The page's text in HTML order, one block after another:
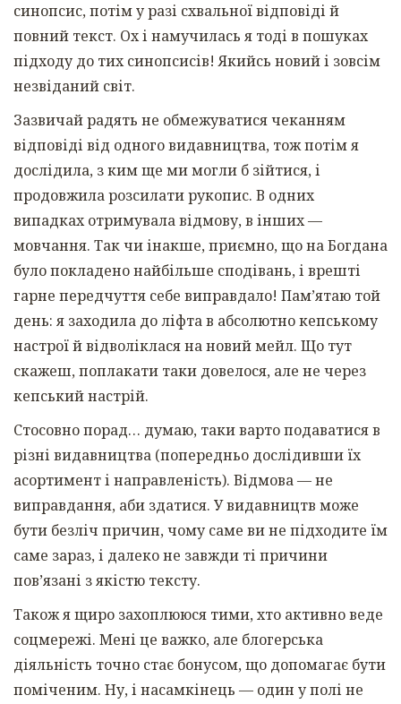
синопсис, потім у разі схвальної відповіді й
повний текст. Ох і намучилась я тоді в пошуках
підходу до тих синопсисів! Якийсь новий і зовсім
незвіданий світ.
Зазвичай радять не обмежуватися чеканням
відповіді від одного видавництва, тож потім я
дослідила, з ким ще ми могли б зійтися, і
продовжила розсилати рукопис. В одних
випадках отримувала відмову, в інших —
мовчання. Так чи інакше, приємно, що на Богдана
було покладено найбільше сподівань, і врешті
гарне передчуття себе виправдало! Пам’ятаю той
день: я заходила до ліфта в абсолютно кепському
настрої й відволіклася на новий мейл. Що тут
скажеш, поплакати таки довелося, але не через
кепський настрій.
Стосовно порад… думаю, таки варто подаватися в
різні видавництва (попередньо дослідивши їх
асортимент і направленість). Відмова — не
виправдання, аби здатися. У видавництв може
бути безліч причин, чому саме ви не підходите їм
саме зараз, і далеко не завжди ті причини
пов’язані з якістю тексту.
Також я щиро захоплююся тими, хто активно веде
соцмережі. Мені це важко, але блогерська
діяльність точно стає бонусом, що допомагає бути
поміченим. Ну, і насамкінець — один у полі не